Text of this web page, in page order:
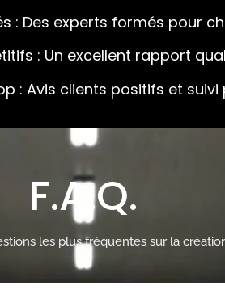
: Des experts formés pour
: Un excellent rapport
: Avis clients positifs et suivi
F.A.Q.
les plus fréquentes sur la